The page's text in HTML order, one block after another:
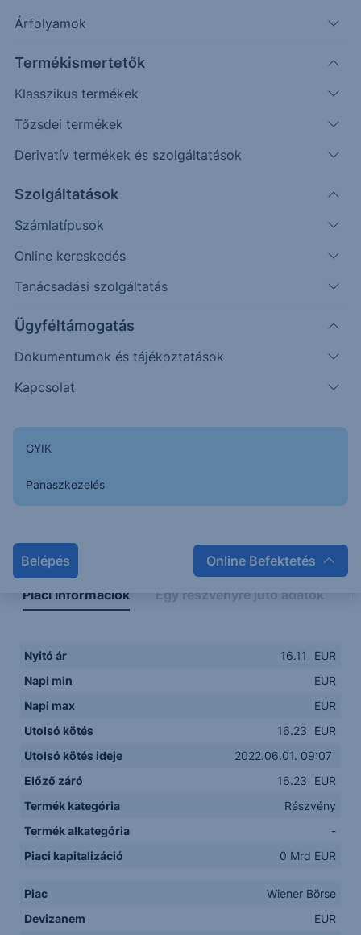
Árfolyamok
Termékismertetők
Klasszikus termékek
Tőzsdei termékek
Derivatív termékek és szolgáltatások
Szolgáltatások
Számlatípusok
Online kereskedés
Tanácsadási szolgáltatás
Ügyféltámogatás
Dokumentumok és tájékoztatások
Kapcsolat
GYIK
Panaszkezelés
Belépés Online Befektetés
Napon belüli Historikus
Piaci információk Egy részvényre jutó adatok
Nyitó ár 16.11
EUR
Napi min
EUR
Napi max
EUR
Utolsó kötés
16.23
EUR
Utolsó kötés ideje
2022.06.01. 09:07
Előző záró
16.23
EUR
Termék kategória
Részvény
Termék alkategória
-
Piaci kapitalizáció
0 Mrd EUR
Piac
Wiener Börse
Devizanem
EUR